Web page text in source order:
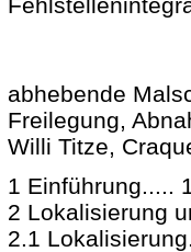
abhebende
Freilegung,
Willi Titze,
1 Einführung.....
2 Lokalisierung
2.1